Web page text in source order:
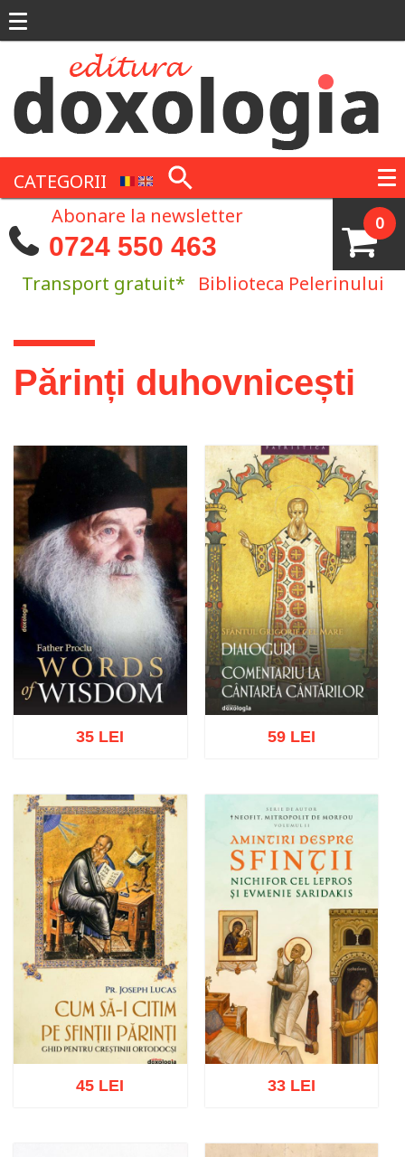
CATEGORII
0
Abonare la newsletter
0724 550 463
Transport gratuit* Biblioteca Pelerinului
Eşti aici
Părinți duhovnicești
Adaugă în coș Wishlist
35 LEI
Adaugă în coș Wishlist
59 LEI
45 LEI 33 LEI